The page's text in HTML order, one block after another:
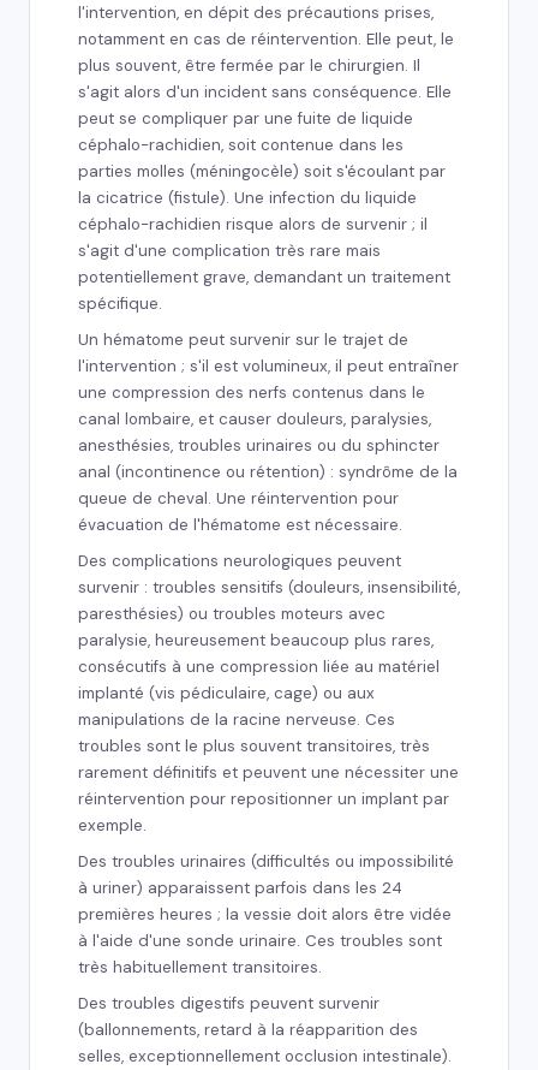
l'intervention, en dépit des précautions prises,
notamment en cas de réintervention. Elle peut, le
plus souvent, être fermée par le chirurgien. Il
s'agit alors d'un incident sans conséquence. Elle
peut se compliquer par une fuite de liquide
céphalo-rachidien, soit contenue dans les
parties molles (méningocèle) soit s'écoulant par
la cicatrice (fistule). Une infection du liquide
céphalo-rachidien risque alors de survenir ; il
s'agit d'une complication très rare mais
potentiellement grave, demandant un traitement
spécifique.
Un hématome peut survenir sur le trajet de
l'intervention ; s'il est volumineux, il peut entraîner
une compression des nerfs contenus dans le
canal lombaire, et causer douleurs, paralysies,
anesthésies, troubles urinaires ou du sphincter
anal (incontinence ou rétention) : syndrôme de la
queue de cheval. Une réintervention pour
évacuation de l'hématome est nécessaire.
Des complications neurologiques peuvent
survenir : troubles sensitifs (douleurs, insensibilité,
paresthésies) ou troubles moteurs avec
paralysie, heureusement beaucoup plus rares,
consécutifs à une compression liée au matériel
implanté (vis pédiculaire, cage) ou aux
manipulations de la racine nerveuse. Ces
troubles sont le plus souvent transitoires, très
rarement définitifs et peuvent une nécessiter une
réintervention pour repositionner un implant par
exemple.
Des troubles urinaires (difficultés ou impossibilité
à uriner) apparaissent parfois dans les 24
premières heures ; la vessie doit alors être vidée
à l'aide d'une sonde urinaire. Ces troubles sont
très habituellement transitoires.
Des troubles digestifs peuvent survenir
(ballonnements, retard à la réapparition des
selles, exceptionnellement occlusion intestinale).